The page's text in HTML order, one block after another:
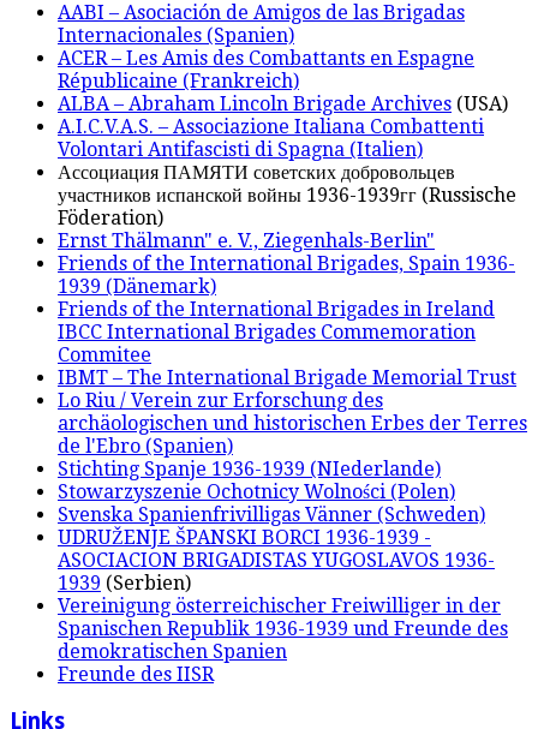
AABI – Asociación de Amigos de las Brigadas
Internacionales (Spanien)
ACER – Les Amis des Combattants en Espagne
Républicaine (Frankreich)
ALBA – Abraham Lincoln Brigade Archives (USA)
A.I.C.V.A.S. – Associazione Italiana Combattenti
Volontari Antifascisti di Spagna (Italien)
Ассоциация ПАМЯТИ советских добровольцев
участников испанской войны 1936-1939гг (Russische
Föderation)
Ernst Thälmann" e. V., Ziegenhals-Berlin"
Friends of the International Brigades, Spain 1936-
1939 (Dänemark)
Friends of the International Brigades in Ireland
IBCC International Brigades Commemoration
Commitee
IBMT – The International Brigade Memorial Trust
Lo Riu / Verein zur Erforschung des
archäologischen und historischen Erbes der Terres
de l'Ebro (Spanien)
Stichting Spanje 1936-1939 (NIederlande)
Stowarzyszenie Ochotnicy Wolności (Polen)
Svenska Spanienfrivilligas Vänner (Schweden)
UDRUŽENJE ŠPANSKI BORCI 1936-1939 -
ASOCIACION BRIGADISTAS YUGOSLAVOS 1936-
1939 (Serbien)
Vereinigung österreichischer Freiwilliger in der
Spanischen Republik 1936-1939 und Freunde des
demokratischen Spanien
Freunde des IISR
Links